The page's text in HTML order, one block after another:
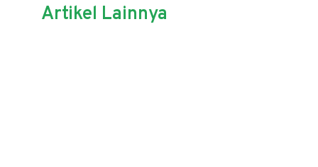
Artikel Lainnya